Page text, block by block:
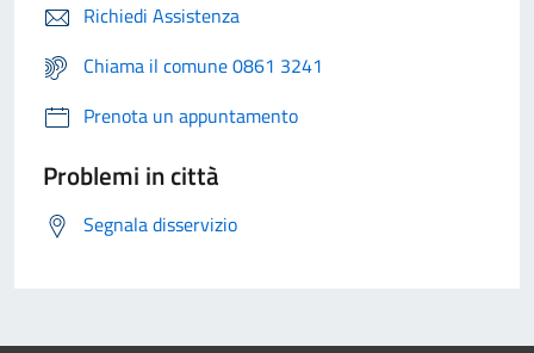
Richiedi Assistenza
Chiama il comune 0861 3241
Prenota un appuntamento
Problemi in città
Segnala disservizio